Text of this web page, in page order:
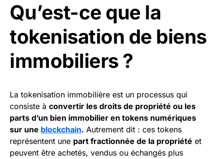
Qu’est-ce que la
tokenisation de biens
immobiliers ?
La tokenisation immobilière est un processus qui
consiste à convertir les droits de propriété ou les
parts d’un bien immobilier en tokens numériques
sur une blockchain. Autrement dit : ces tokens
représentent une part fractionnée de la propriété et
peuvent être achetés, vendus ou échangés plus